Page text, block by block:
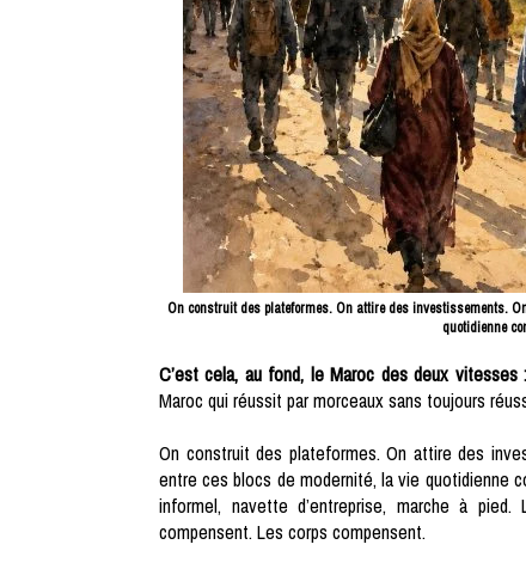
On construit des plateformes. On attire des investissements.
quotidienne
C’est cela, au fond, le Maroc des deux vitesses :
Maroc qui réussit par morceaux sans toujours
On construit des plateformes. On attire des
entre ces blocs de modernité, la vie quotidienne
informel, navette d’entreprise, marche à
compensent. Les corps compensent.